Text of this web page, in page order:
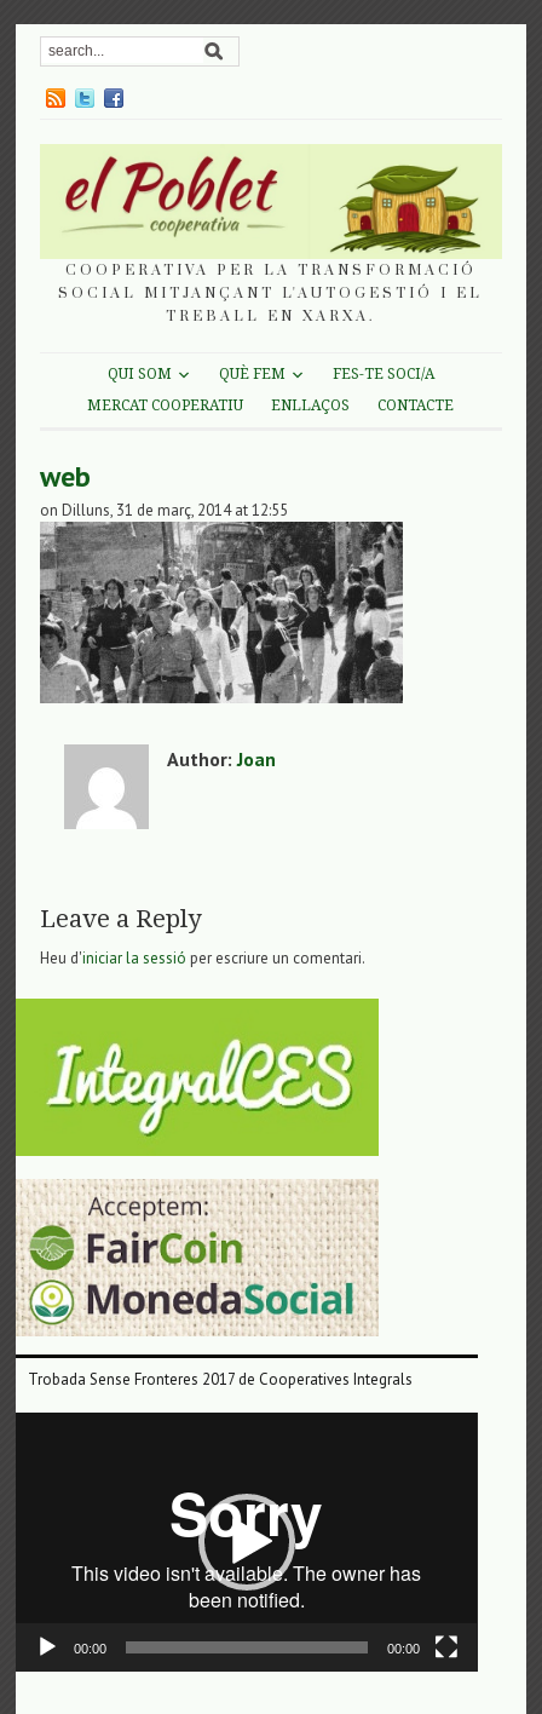
COOPERATIVA PER LA TRANSFORMACIÓ
SOCIAL MITJANÇANT L'AUTOGESTIÓ I EL
TREBALL EN XARXA.
QUI SOM QUÈ FEM
FES-TE SOCI/A
MERCAT COOPERATIU
ENLLAÇOS CONTACTE
web
on Dilluns, 31 de març, 2014 at 12:55
Author:Joan
Leave a Reply
Heu d'iniciar la sessió per escriure un comentari.
Trobada Sense Fronteres 2017 de Cooperatives Integrals
00:00 00:00